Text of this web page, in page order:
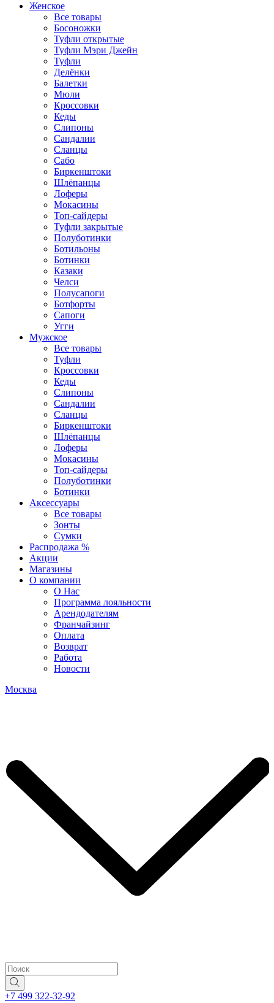
Женское
Все товары
Босоножки
Туфли открытые
Туфли Мэри Джейн
Туфли
Делёнки
Балетки
Мюли
Кроссовки
Кеды
Слипоны
Сандалии
Сланцы
Сабо
Биркенштоки
Шлёпанцы
Лоферы
Мокасины
Топ-сайдеры
Туфли закрытые
Полуботинки
Ботильоны
Ботинки
Казаки
Челси
Полусапоги
Ботфорты
Сапоги
Угги
Мужское
Все товары
Туфли
Кроссовки
Кеды
Слипоны
Сандалии
Сланцы
Биркенштоки
Шлёпанцы
Лоферы
Мокасины
Топ-сайдеры
Полуботинки
Ботинки
Аксессуары
Все товары
Зонты
Сумки
Распродажа %
Акции
Магазины
О компании
О Нас
Программа лояльности
Арендодателям
Франчайзинг
Оплата
Возврат
Работа
Новости
Москва
+7 499 322-32-92